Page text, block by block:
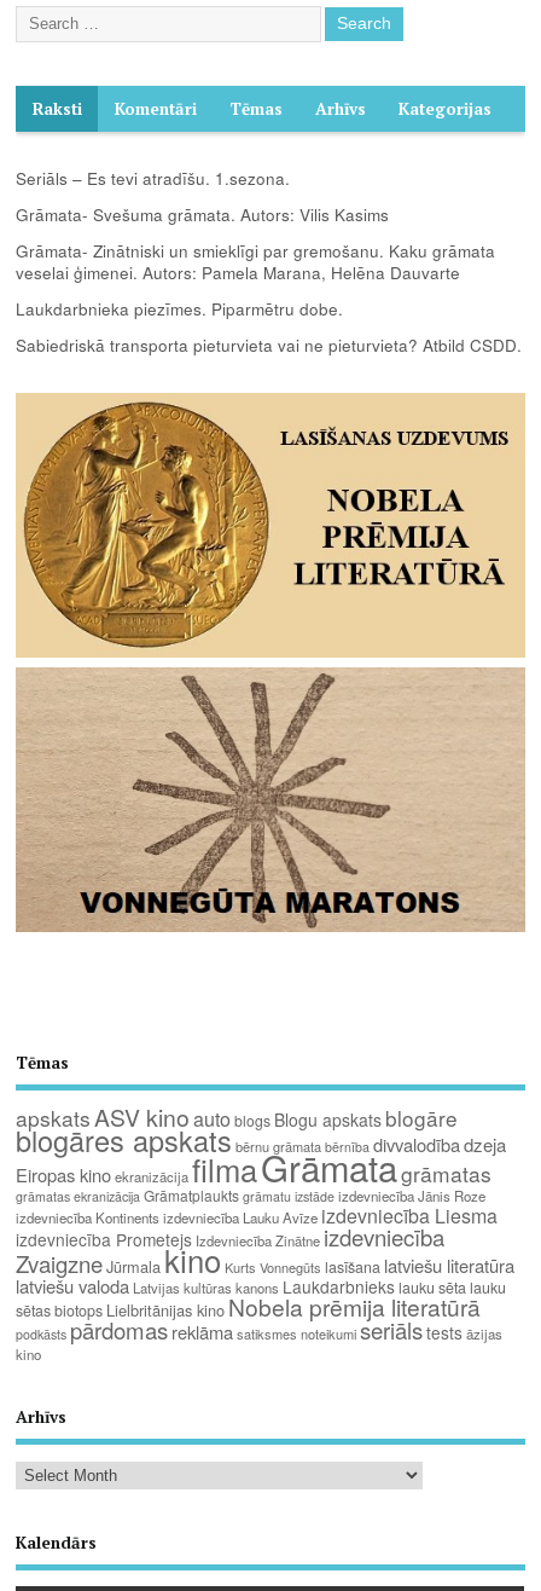
Raksti Komentāri Tēmas Arhīvs Kategorijas
Seriāls – Es tevi atradīšu. 1.sezona.
Grāmata- Svešuma grāmata. Autors: Vilis Kasims
Grāmata- Zinātniski un smieklīgi par gremošanu. Kaku grāmata
veselai ģimenei. Autors: Pamela Marana, Helēna Dauvarte
Laukdarbnieka piezīmes. Piparmētru dobe.
Sabiedriskā transporta pieturvieta vai ne pieturvieta? Atbild CSDD.
Tēmas
apskats ASV kinoauto blogs Blogu apskats blogāre
blogāres apskats bērnu grāmata bērnība divvalodībadzeja
Eiropas kino ekranizācija filmaGrāmatagrāmatas
grāmatas ekranizācija Grāmatplaukts grāmatu izstāde izdevniecība Jānis Roze
izdevniecība Kontinents izdevniecība Lauku Avīze izdevniecība Liesma
izdevniecība Prometejs Izdevniecība Zinātne izdevniecība
ZvaigzneJūrmala kino Kurts Vonnegūts lasīšana latviešu literatūra
latviešu valoda Latvijas kultūras kanons Laukdarbniekslauku sētalauku
sētas biotops Lielbritānijas kino Nobela prēmija literatūrā
podkāsts pārdomasreklāma satiksmes noteikumi seriālstests āzijas
kino
Arhīvs
Kalendārs